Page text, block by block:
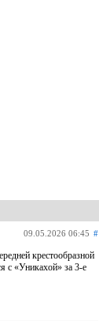
09.05.2026 06:45 #
крестообразной
с «Уникахой» за 3-е